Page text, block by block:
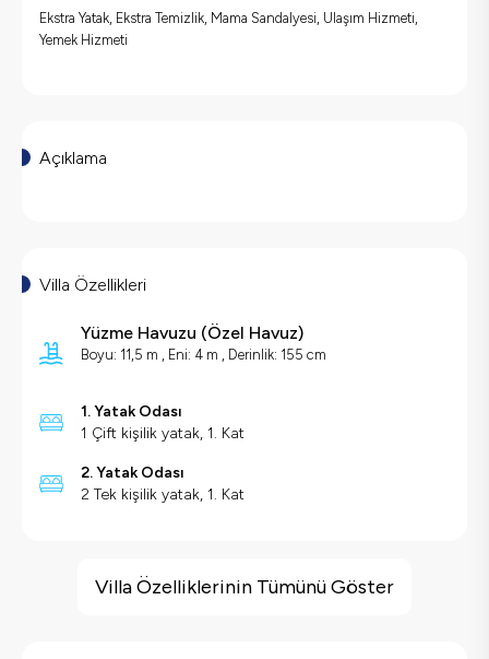
Ekstra Yatak, Ekstra Temizlik, Mama Sandalyesi, Ulaşım Hizmeti,
Yemek Hizmeti
Açıklama
Villa Özellikleri
Yüzme Havuzu (Özel Havuz)
Boyu: 11,5 m , Eni: 4 m , Derinlik: 155 cm
1. Yatak Odası
1 Çift kişilik yatak, 1. Kat
2. Yatak Odası
2 Tek kişilik yatak, 1. Kat
Villa Özelliklerinin Tümünü Göster